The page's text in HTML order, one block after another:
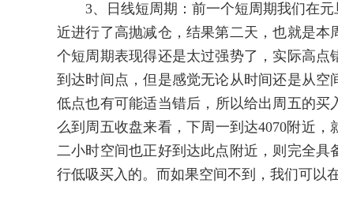
3、日线短周期：前一个短周期我们在元
近进行了高抛减仓，结果第二天，也就是
个短周期表现得还是太过强势了，实际高
到达时间点，但是感觉无论从时间还是从空
低点也有可能适当错后，所以给出周五的买
么到周五收盘来看，下周一到达4070附近
二小时空间也正好到达此点附近，则完全
行低吸买入的。而如果空间不到，我们可以